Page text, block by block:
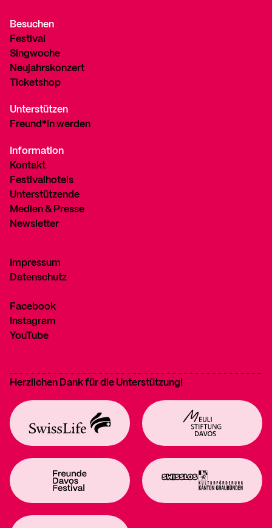
Besuchen
Festival
Singwoche
Neujahrskonzert
Ticketshop
Unterstützen
Freund*in werden
Information
Kontakt
Festivalhotels
Unterstützende
Medien & Presse
Newsletter
Impressum
Datenschutz
Facebook
Instagram
YouTube
Herzlichen Dank für die Unterstützung!